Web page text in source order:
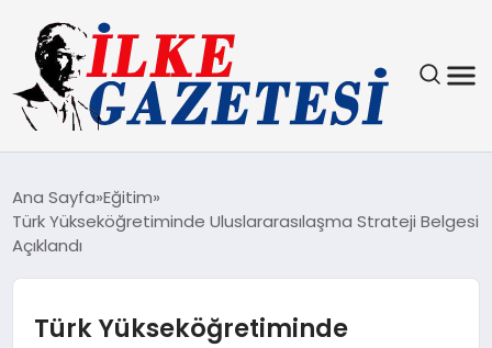
TEKNOLOJI
Ana Sayfa Eğitim
Türk Yükseköğretiminde Uluslararasılaşma Strateji Belgesi
Açıklandı
Türk Yükseköğretiminde